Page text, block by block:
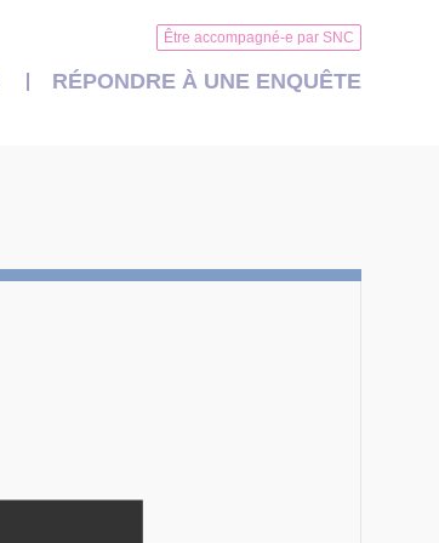
RÉPONDRE À UNE ENQUÊTE
Être accompagné-e par SNC